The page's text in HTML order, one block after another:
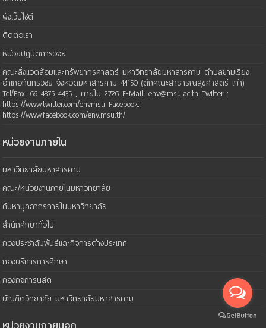
ผังเว็บไซต์
ติดต่อเรา
หน่วยปฏิบัติการวิจัย
คณะสิ่งแวดล้อมและทรัพยากรศาสตร์ มหาวิทยาลัยมหาสารคาม ตำบลขามเรียง
อำเภอกันทรวิชัย จังหวัดมหาสารคาม 44150 (ตึกคณะสาธารณสุขศาสตร์ เก่า)
Tel/Fax: 66 4375 4435 , ภายใน 2726 E-Mail: env@msu.ac.th Twitter :
https://www.twitter.com/envmsu Facebook:
https://www.facebook.com/env.msu.th/
หน่วยงานภายใน
มหาวิทยาลัยมหาสารคาม
คณะ/หน่วยงานภายในมหาวิทยาลัย
ค้นหาบุคลากรภายในมหาวิทยาลัย
สำนักศึกษาทั่วไป
กองประชาสัมพันธ์และกิจการต่างประเทศ
กองบริการการศึกษา
กองกิจการนิสิต
บัณฑิตวิทยาลัย มหาวิทยาลัยมหาสารคาม